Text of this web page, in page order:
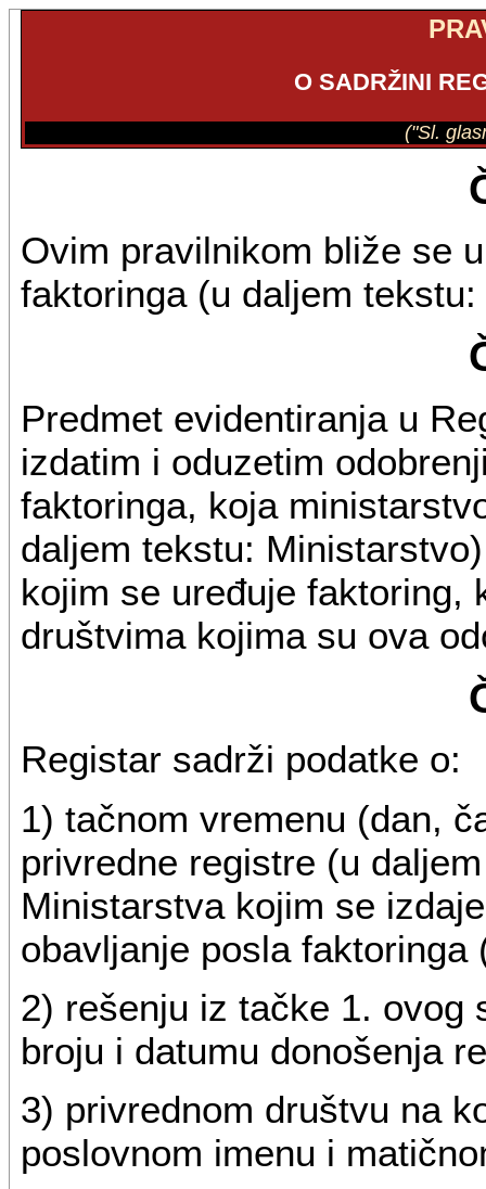
O SADRŽINI
("Sl.
Ovim pravilnikom bliže se
faktoringa (u daljem
Predmet evidentiranja u
izdatim i oduzetim
faktoringa, koja
daljem tekstu:
kojim se uređuje faktoring,
društvima kojima su ova
Registar sadrži podatke o:
1) tačnom vremenu (dan,
privredne registre (u
Ministarstva kojim se
obavljanje posla
2) rešenju iz tačke 1. ovog
broju i datumu donošenja
3) privrednom društvu na
poslovnom imenu i